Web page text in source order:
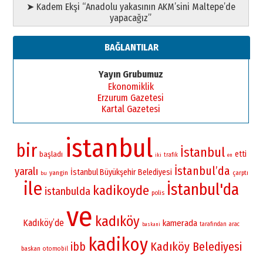
➤ Kadem Ekşi “Anadolu yakasının AKM’sini Maltepe’de
yapacağız”
BAĞLANTILAR
Yayın Grubumuz
Ekonomiklik
Erzurum Gazetesi
Kartal Gazetesi
bir başladı istanbul iki trafik İstanbul en etti
yaralı bu yangin İstanbul Büyükşehir Belediyesi İstanbul’da çarptı
ile istanbulda kadikoyde polis İstanbul'da
Kadıköy’de ve kadıköy baskani kamerada tarafından arac
baskan otomobil ibb kadikoy Kadıköy Belediyesi